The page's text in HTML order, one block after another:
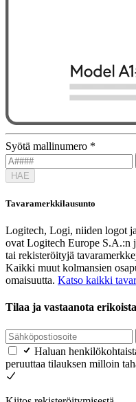
Syötä mallinumero *
HAE
Tavaramerkkilausunto
Logitech, Logi, niiden logot
ovat Logitech Europe S.A.:n
tai rekisteröityjä
Kaikki muut kolmansien
omaisuutta. Katso kaikki
Tilaa ja vastaanota
Haluan
peruuttaa tilauksen milloin